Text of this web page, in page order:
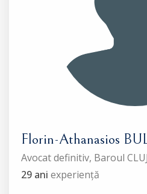
Florin-Athanasios
Avocat definitiv, Baroul CLUJ
29 ani experiență